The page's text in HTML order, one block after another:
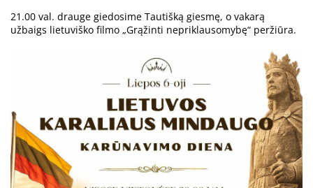
21.00 val. drauge giedosime Tautišką giesmę, o vakarą
užbaigs lietuviško filmo „Grąžinti nepriklausomybę“ peržiūra.